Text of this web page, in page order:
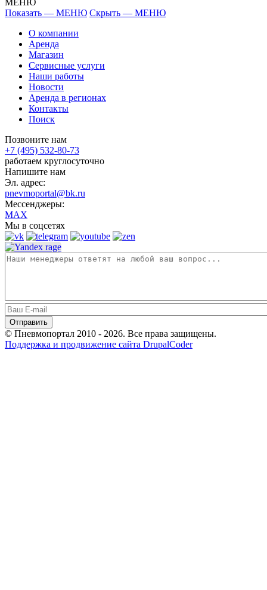
Показать — МЕНЮ Скрыть — МЕНЮ
О компании
Аренда
Магазин
Сервисные услуги
Наши работы
Новости
Аренда в регионах
Контакты
Поиск
Позвоните нам
+7 (495) 532-80-73
работаем круглосуточно
Напишите нам
Эл. адрес:
pnevmoportal@bk.ru
Мессенджеры:
MAX
Мы в соцсетях
© Пневмопортал 2010 - 2026. Все права защищены.
Поддержка и продвижение сайта DrupalCoder